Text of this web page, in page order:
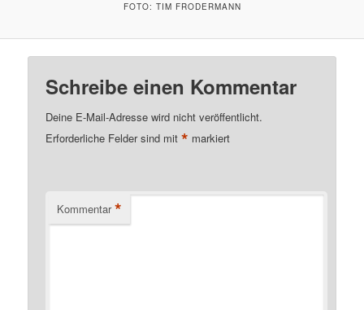
FOTO: TIM FRODERMANN
Schreibe einen Kommentar
Deine E-Mail-Adresse wird nicht veröffentlicht.
Erforderliche Felder sind mit* markiert
Kommentar *